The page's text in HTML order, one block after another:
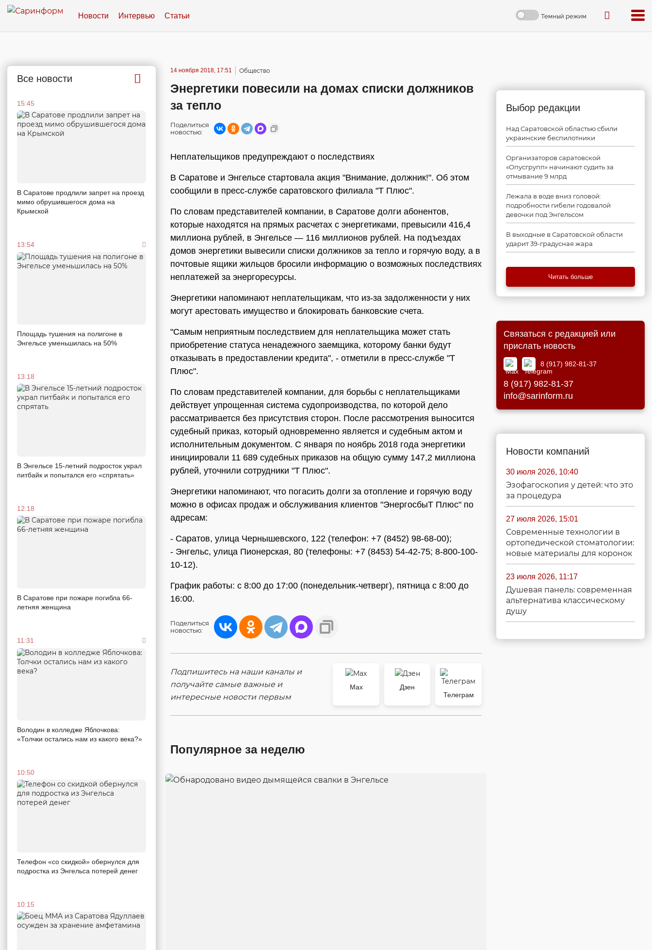
Новости Интервью Статьи Темный режим
Все новости
15:45
В Саратове продлили запрет на проезд
мимо обрушившегося дома на
Крымской
13:54
Площадь тушения на полигоне в
Энгельсе уменьшилась на 50%
13:18
В Энгельсе 15-летний подросток украл
питбайк и попытался его «спрятать»
12:18
В Саратове при пожаре погибла 66-
летняя женщина
11:31
Володин в колледже Яблочкова:
«Толчки остались нам из какого века?»
10:50
Телефон «со скидкой» обернулся для
подростка из Энгельса потерей денег
10:15
14 ноября 2018, 17:51 Общество
Энергетики повесили на домах списки должников
за тепло
Поделиться
новостью:
Неплательщиков предупреждают о последствиях
В Саратове и Энгельсе стартовала акция "Внимание, должник!". Об этом
сообщили в пресс-службе саратовского филиала "Т Плюс".
По словам представителей компании, в Саратове долги абонентов,
которые находятся на прямых расчетах с энергетиками, превысили 416,4
миллиона рублей, в Энгельсе — 116 миллионов рублей. На подъездах
домов энергетики вывесили списки должников за тепло и горячую воду, а в
почтовые ящики жильцов бросили информацию о возможных последствиях
неплатежей за энергоресурсы.
Энергетики напоминают неплательщикам, что из-за задолженности у них
могут арестовать имущество и блокировать банковские счета.
"Самым неприятным последствием для неплательщика может стать
приобретение статуса ненадежного заемщика, которому банки будут
отказывать в предоставлении кредита", - отметили в пресс-службе "Т
Плюс".
По словам представителей компании, для борьбы с неплательщиками
действует упрощенная система судопроизводства, по которой дело
рассматривается без присутствия сторон. После рассмотрения выносится
судебный приказ, который одновременно является и судебным актом и
исполнительным документом. С января по ноябрь 2018 года энергетики
инициировали 11 689 судебных приказов на общую сумму 147,2 миллиона
рублей, уточнили сотрудники "Т Плюс".
Энергетики напоминают, что погасить долги за отопление и горячую воду
можно в офисах продаж и обслуживания клиентов "ЭнергосбыТ Плюс" по
адресам:
- Саратов, улица Чернышевского, 122 (телефон: +7 (8452) 98-68-00);
- Энгельс, улица Пионерская, 80 (телефоны: +7 (8453) 54-42-75; 8-800-100-
10-12).
График работы: с 8:00 до 17:00 (понедельник-четверг), пятница с 8:00 до
16:00.
Поделиться
новостью:
Подпишитесь на наши каналы и
получайте самые важные и
интересные новости первым
Max
Дзен
Телеграм
Популярное за неделю
Выбор редакции
Над Саратовской областью сбили
украинские беспилотники
Организаторов саратовской
«Опусгрупп» начинают судить за
отмывание 9 млрд
Лежала в воде вниз головой:
подробности гибели годовалой
девочки под Энгельсом
В выходные в Саратовской области
ударит 39-градусная жара
Читать больше
Связаться с редакцией или
прислать новость
8 (917) 982-81-37
8 (917) 982-81-37
info@sarinform.ru
Новости компаний
30 июля 2026, 10:40
Эзофагоскопия у детей: что это
за процедура
27 июля 2026, 15:01
Современные технологии в
ортопедической стоматологии:
новые материалы для коронок
23 июля 2026, 11:17
Душевая панель: современная
альтернатива классическому
душу